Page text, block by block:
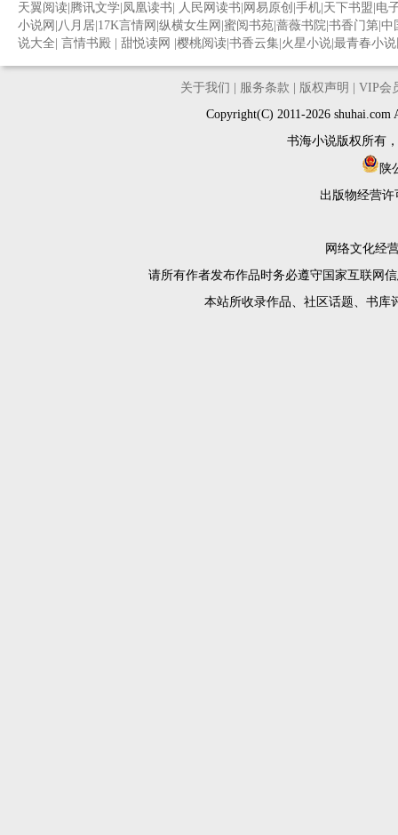
天翼阅读 腾讯文学 凤凰读书 人民网读书 网易原创 手机 天下书盟 电
小说网 八月居 17K言情网 纵横女生网 蜜阅书苑 蔷薇书院 书香门第 中
说大全 言情书殿 甜悦读网 樱桃阅读 书香云集 火星小说 最青春小
关于我们 服务条款 版权声明
VIP会
Copyright(C) 2011-2026
书海小说版权所有
陕
出版物经营许
网络文化经
请所有作者发布作品时务必遵守国家互联网
本站所收录作品、社区话题、书库